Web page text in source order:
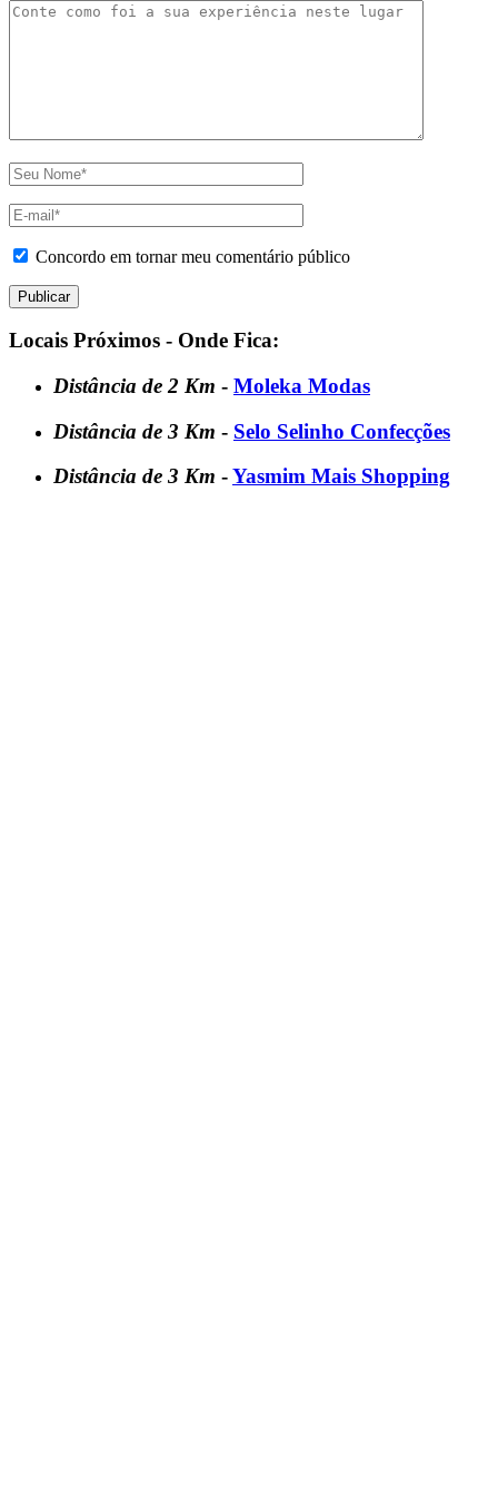
Concordo em tornar meu comentário público
Locais Próximos - Onde Fica:
Distância de 2 Km - Moleka Modas
Distância de 3 Km - Selo Selinho Confecções
Distância de 3 Km -Yasmim Mais Shopping